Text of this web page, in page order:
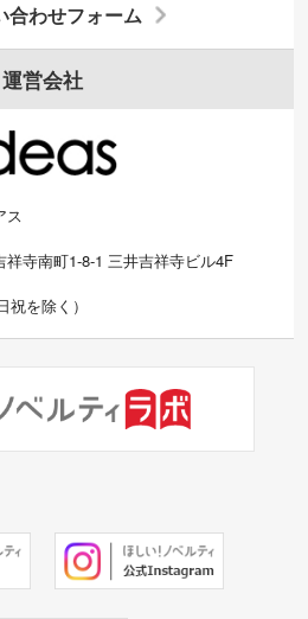
合わせフォーム
運営会社
ス
祥寺南町1-8-1 三井吉祥寺ビル4F
祝を除く）